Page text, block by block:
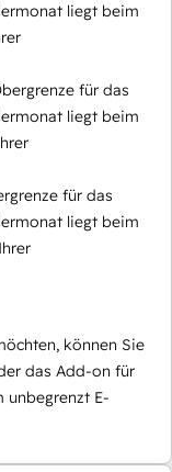
liegt beim
für das
liegt beim
für das
liegt beim
können Sie
das Add-on für
unbegrenzt E-